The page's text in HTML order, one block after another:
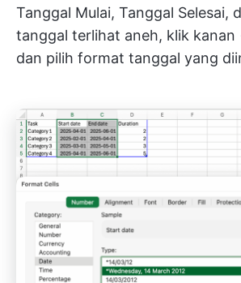
Tanggal Mulai, Tanggal Selesai,
tanggal terlihat aneh, klik
dan pilih format tanggal yang